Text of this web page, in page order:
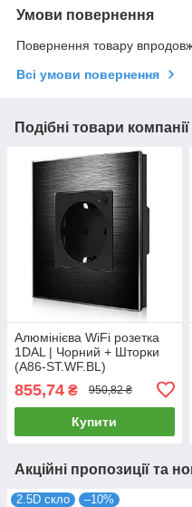
Умови повернення
Повернення товару
Всі умови повернення
Подібні товари компанії
Алюмінієва WiFi розетка
1DAL | Чорний + Шторки
(A86-ST.WF.BL)
855,74 ₴ 950,82 ₴
Купити
Акційні пропозиції та
2.5D скло –10%